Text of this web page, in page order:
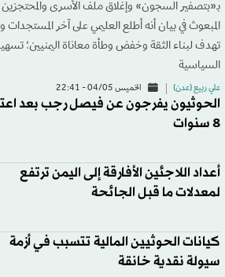
بـ«بتصفير السجون» وإغلاق ملف الأسرى والمحتجزين
المبعوث في بيان أنه أطلع العليمي على آخر المستجدات
تهدف لبناء الثقة وخفض وطأة معاناة اليمنيين؛
السياسية
علي ربيع (عدن) الخميس 04/05 - 22:41
الحوثيون يفرجون عن فيصل رجب بعد
8 سنوات
أعداد اللاجئين الأفارقة إلى اليمن ترتفع
لمعدلات ما قبل الجائحة
كيانات الحوثيين المالية تتسبب في أزمة
سيولة نقدية خانقة